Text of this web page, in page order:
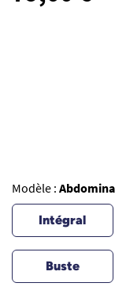
Modèle :
Intégral
Buste